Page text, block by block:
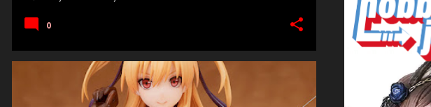
0
EIYUU DENSETSU: SEN NO KISEKI II QUES Q